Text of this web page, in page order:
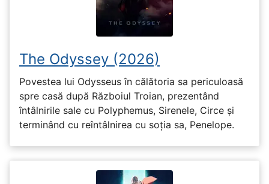
The Odyssey (2026)
Povestea lui Odysseus în călătoria sa periculoasă
spre casă după Războiul Troian, prezentând
întâlnirile sale cu Polyphemus, Sirenele, Circe și
terminând cu reîntâlnirea cu soția sa, Penelope.